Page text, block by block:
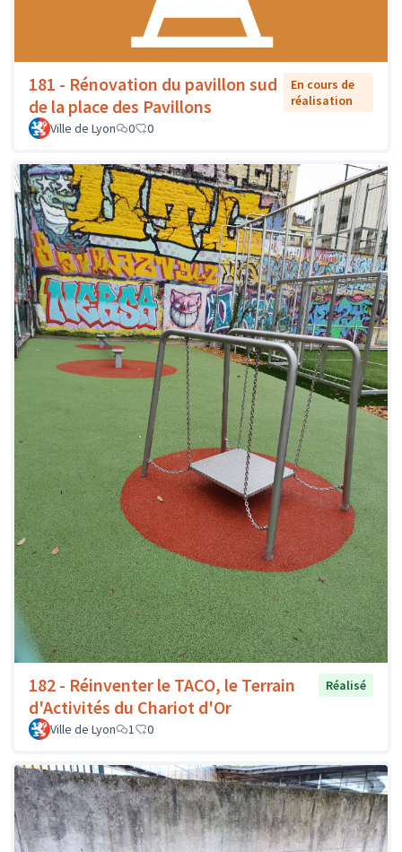
181 - Rénovation du pavillon sud
de la place des Pavillons
En cours de
réalisation
Ville de Lyon
0 0
182 - Réinventer le TACO, le Terrain
d'Activités du Chariot d'Or
Réalisé
Ville de Lyon 1 0